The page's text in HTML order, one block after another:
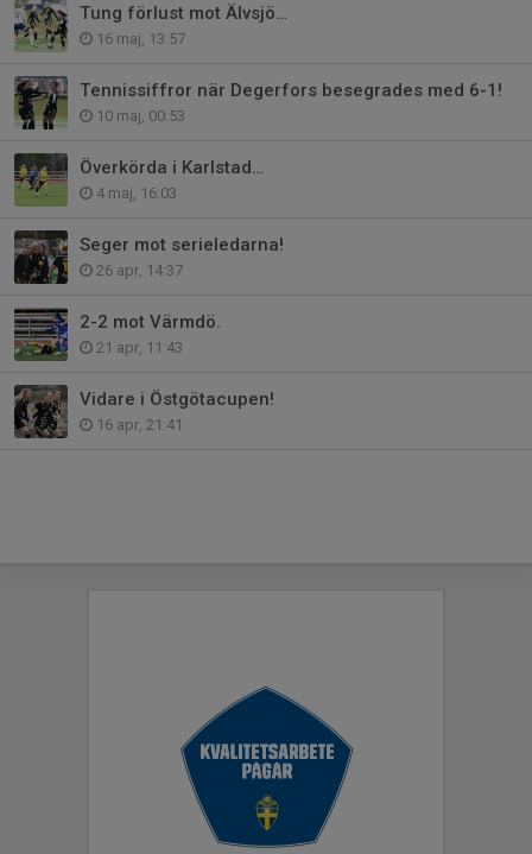
Tung förlust mot Älvsjö…
16 maj, 13:57
Tennissiffror när Degerfors besegrades med 6-1!
10 maj, 00:53
Överkörda i Karlstad…
4 maj, 16:03
Seger mot serieledarna!
26 apr, 14:37
2-2 mot Värmdö.
21 apr, 11:43
Vidare i Östgötacupen!
16 apr, 21:41